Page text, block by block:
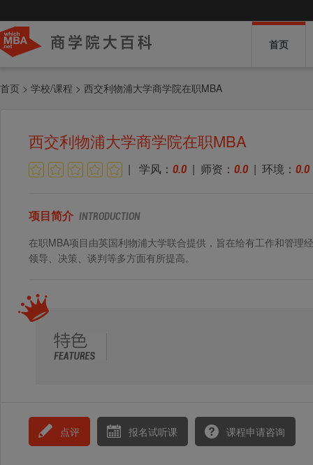
首页
首页 > 学校/课程 > 西交利物浦大学商学院在职MBA
西交利物浦大学商学院在职MBA
| 学风： 0.0| 师资： 0.0| 环境： 0.0
项目简介 INTRODUCTION
在职MBA项目由英国利物浦大学联合提供，旨在给有工作和管理
领导、决策、谈判等多方面有所提高。
点评 报名试听课 课程申请咨询